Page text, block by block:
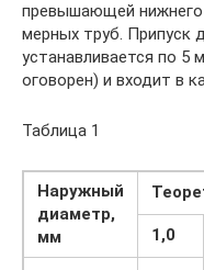
превышающей нижнего
мерных труб. Припуск
устанавливается по 5
оговорен) и входит в
Таблица 1
Наружный
диаметр,
мм
1,0